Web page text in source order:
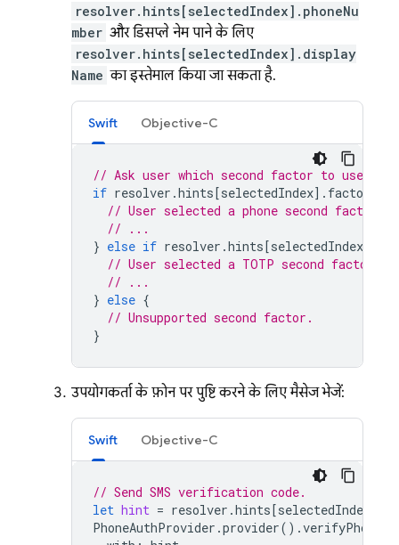
resolver.hints[selectedIndex].phoneNu
mber और डिसप्ले नेम पाने के लिए
resolver.hints[selectedIndex].display
Name का इस्तेमाल किया जा सकता है.
Swift Objective-C
// Ask user which second factor to use.
if resolver .hints[selectedIndex]. factorID
// User selected a phone second factor.
// ...
} else if resolver .hints[selectedIndex
// User selected a TOTP second factor.
// ...
} else {
// Unsupported second factor.
}
उपयोगकर्ता के फ़ोन पर पुष्टि करने के लिए मैसेज भेजें:
Swift Objective-C
// Send SMS verification code.
let hint = resolver .hints[selectedIndex
PhoneAuthProvider .provider().